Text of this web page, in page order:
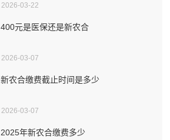
2026-03-22
400元是医保还是新农合
2026-03-07
新农合缴费截止时间是多少
2026-03-07
2025年新农合缴费多少